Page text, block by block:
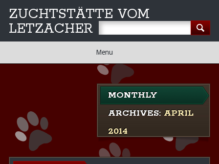
ZUCHTSTÄTTE VOM
LETZACHER
Main
menu
content
Menu
MONTHLY
ARCHIVES: APRIL
2014